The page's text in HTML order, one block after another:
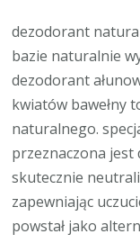
dezodorant
bazie naturalnie
dezodorant
kwiatów bawełny
naturalnego.
przeznaczona
skutecznie
zapewniając
powstał jako